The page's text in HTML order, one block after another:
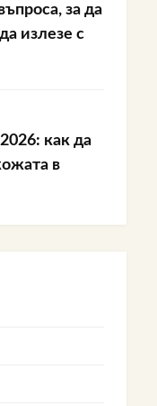
за да
излезе с
как да
в